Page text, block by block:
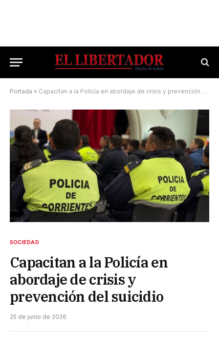
Portada » Capacitan a la Policía en abordaje de crisis y prevención del suicidio
SOCIEDAD
Capacitan a la Policía en
abordaje de crisis y
prevención del suicidio
25 de junio de 2026